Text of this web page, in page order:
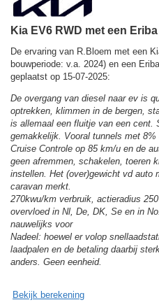
Kia EV6 RWD met een Eriba
De ervaring van R.Bloem met een
bouwperiode: v.a. 2024) en een
geplaatst op 15-07-2025:
De overgang van diesel naar ev is
optrekken, klimmen in de bergen,
is allemaal een fluitje van een cent.
gemakkelijk. Vooral tunnels met
Cruise Controle op 85 km/u en de
geen afremmen, schakelen, toeren
instellen. Het (over)gewicht vd auto
caravan merkt.
270kwu/km verbruik, actieradius
overvloed in Nl, De, DK, Se en in
nauwelijks voor
Nadeel: hoewel er volop
laadpalen en de betaling daarbij
anders. Geen eenheid.
Bekijk berekening